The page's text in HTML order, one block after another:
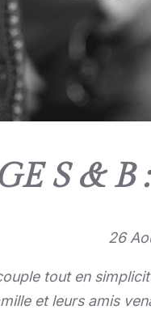
S &
26
tout en
et leurs amis